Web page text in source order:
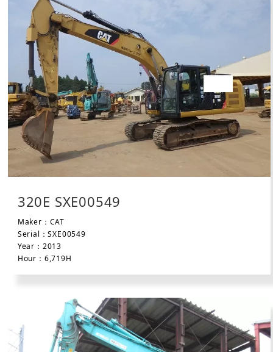
320E SXE00549
Maker：CAT
Serial：SXE00549
Year：2013
Hour：6,719H